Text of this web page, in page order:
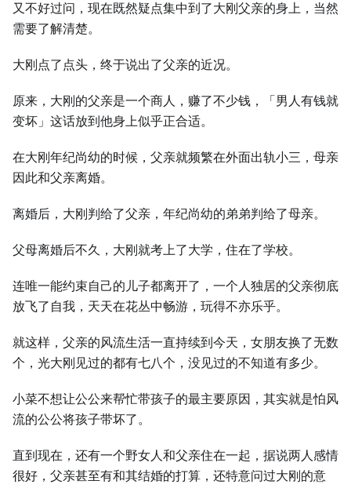
又不好过问，现在既然疑点集中到了⼤刚父亲的身上，当然
需要了解清楚。
⼤刚点了点头，终于说出了父亲的近况。
原来，⼤刚的父亲是⼀个商⼈，赚了不少钱，「男⼈有钱就
变坏」这话放到他身上似乎正合适。
在⼤刚年纪尚幼的时候，父亲就频繁在外面出轨小三，母亲
因此和父亲离婚。
离婚后，⼤刚判给了父亲，年纪尚幼的弟弟判给了母亲。
父母离婚后不久，⼤刚就考上了⼤学，住在了学校。
连唯⼀能约束自己的儿子都离开了，⼀个⼈独居的父亲彻底
放飞了自我，天天在花丛中畅游，玩得不亦乐乎。
就这样，父亲的风流⽣活⼀直持续到今天，女朋友换了无数
个，光⼤刚见过的都有七八个，没见过的不知道有多少。
小菜不想让公公来帮忙带孩子的最主要原因，其实就是怕风
流的公公将孩子带坏了。
直到现在，还有⼀个野女⼈和父亲住在⼀起，据说两⼈感情
很好，父亲甚至有和其结婚的打算，还特意问过⼤刚的意